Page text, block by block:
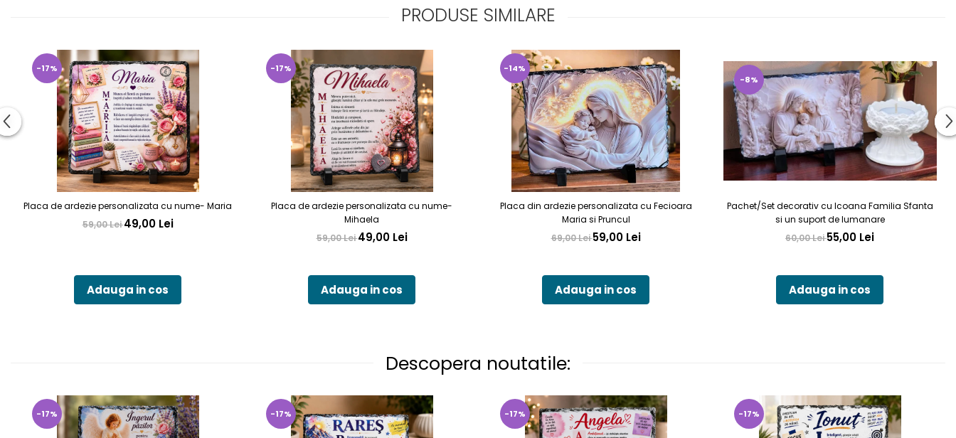
PRODUSE SIMILARE
-17%
Placa de ardezie personalizata cu nume- Maria
59,00 Lei49,00 Lei
Adauga in cos
-17%
Placa de ardezie personalizata cu nume-
Mihaela
59,00 Lei49,00 Lei
Adauga in cos
-14%
Placa din ardezie personalizata cu Fecioara
Maria si Pruncul
69,00 Lei59,00 Lei
Adauga in cos
-8%
Pachet/Set decorativ cu Icoana Familia Sfanta
si un suport de lumanare
60,00 Lei55,00 Lei
Adauga in cos
Descopera noutatile:
-17% -17% -17% -17%